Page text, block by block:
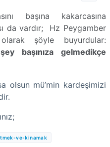
başına kakarcasına
da vardır; Hz Peygamber
şöyle buyurdular:
şey başınıza gelmedikçe
olsun mü’min kardeşimizi
ve-kinamak